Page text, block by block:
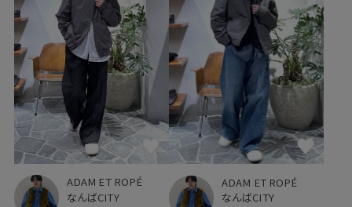
ADAM ET ROPÉ
なんばCITY
ADAM ET ROPÉ
なんばCITY